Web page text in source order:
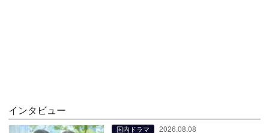
インタビュー
国内ドラマ 2026.08.08